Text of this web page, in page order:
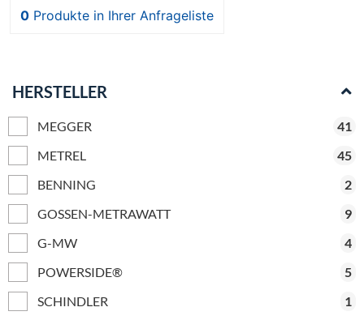
0 Produkte in Ihrer Anfrageliste
HERSTELLER
MEGGER
41
METREL
45
BENNING
2
GOSSEN-METRAWATT
9
G-MW
4
POWERSIDE®
5
SCHINDLER
1